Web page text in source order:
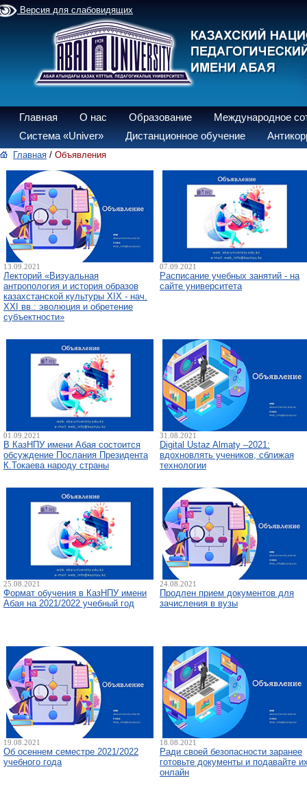
Версия для слабовидящих
Главная О нас Образование
Международное
Система «Univer»
Дистанционное обучение
Главная / Объявления
13.09.2021
Лекторий «Визуальная
антропология и история образов
казахстанской культуры XIX - нач.
XXI вв.: эволюция и обретение
субъектности»
07.09.2021
Расписание учебных занятий - на
сайте университета
01.09.2021
В КазНПУ имени Абая состоится
обсуждение Послания Президента
К.Токаева народу страны
31.08.2021
Digital Ustaz Almaty –2021:
вдохновлять учеников, сближая
технологии
25.08.2021
Формат обучения в КазНПУ имени
Абая на 2021/2022 учебный год
24.08.2021
Продлен прием документов для
зачисления в вузы
19.08.2021
Об осеннем семестре 2021/2022
учебного года
18.08.2021
Ради своей безопасности заранее
готовьте документы и​ ​подавайте
онлайн